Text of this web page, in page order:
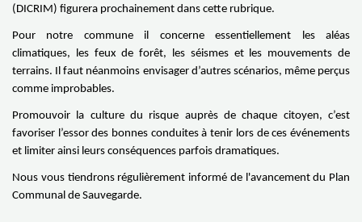
(DICRIM) figurera prochainement dans cette rubrique.
Pour notre commune il concerne essentiellement les aléas
climatiques, les feux de forêt, les séismes et les mouvements de
terrains. Il faut néanmoins envisager d’autres scénarios, même perçus
comme improbables.
Promouvoir la culture du risque auprès de chaque citoyen, c’est
favoriser l’essor des bonnes conduites à tenir lors de ces événements
et limiter ainsi leurs conséquences parfois dramatiques.
Nous vous tiendrons régulièrement informé de l'avancement du Plan
Communal de Sauvegarde.